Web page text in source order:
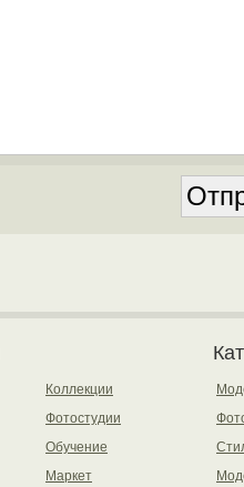
Коллекции
Фотостудии
Обучение
Маркет